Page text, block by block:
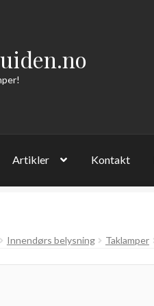
Artikler Kontakt
Innendørs belysning Taklamper